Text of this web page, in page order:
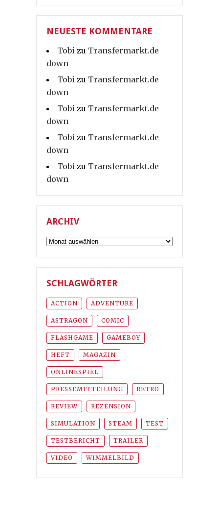
NEUESTE KOMMENTARE
Tobi zu Transfermarkt.de
down
Tobi zu Transfermarkt.de
down
Tobi zu Transfermarkt.de
down
Tobi zu Transfermarkt.de
down
Tobi zu Transfermarkt.de
down
ARCHIV
Archiv
SCHLAGWÖRTER
ACTION ADVENTURE
ASTRAGON COMIC
FLASHGAME GAMEBOY
HEFT MAGAZIN
ONLINESPIEL
PRESSEMITTEILUNG RETRO
REVIEW REZENSION
SIMULATION STEAM TEST
TESTBERICHT TRAILER
VIDEO WIMMELBILD